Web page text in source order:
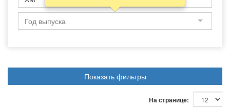
Показать фильтры
На странице: